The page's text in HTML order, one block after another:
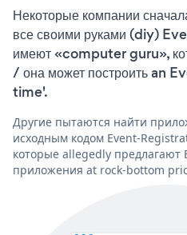
Некоторые компании
все своими руками (diy)
имеют «computer guru»,
/ она может построить an
time'.
Другие пытаются найти
исходным кодом Event-
которые allegedly предлагают
приложения at rock-bottom